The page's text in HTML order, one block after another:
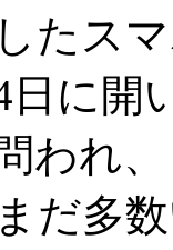
たス
日に開
われ
だ多